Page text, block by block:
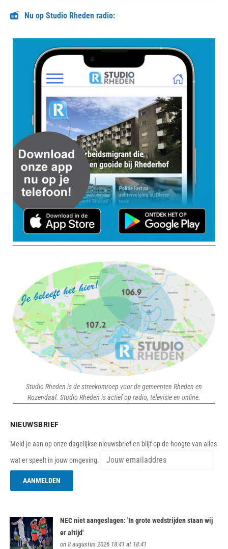
Nu op Studio Rheden radio:
Studio Rheden is de streekomroep voor de gemeenten Rheden en
Rozendaal. Studio Rheden is actief op radio, televisie en online.
NIEUWSBRIEF
Meld je aan op onze dagelijkse nieuwsbrief en blijf op de hoogte van alles
wat er speelt in jouw omgeving.
NEC niet aangeslagen: 'In grote wedstrijden staan wij
er altijd'
on 8 augustus 2026 18:41 at 18:41